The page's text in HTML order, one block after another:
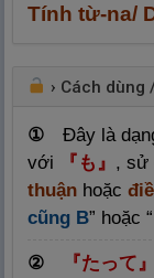
Tính từ-na/
› Cách dùng
① Đây là
với
『 も 』 , sử
thuậnhoặc
cũng B” hoặc “
② 『たって』